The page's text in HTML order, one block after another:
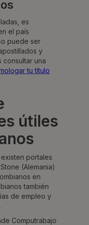
es
el país
puede ser
y
consultar una
tu título
útiles
existen portales
(Alemania)
en
también
de empleo y
Computrabajo